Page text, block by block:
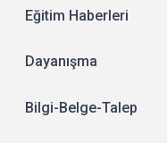
Eğitim Haberleri
Dayanışma
Bilgi-Belge-Talep